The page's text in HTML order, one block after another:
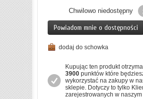
Chwilowo niedostępny
Powiadom mnie o dostępności
dodaj do schowka
Kupując ten produkt
3900 punktów które
wykorzystać na zakupy w
sklepie. Dotyczy to tylko
zarejestrowanych w